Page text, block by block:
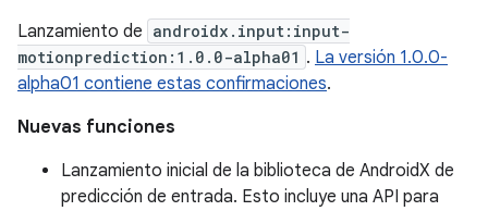
Lanzamiento de androidx.input:input-
motionprediction:1.0.0-alpha01 . La versión 1.0.0-
alpha01 contiene estas confirmaciones.
Nuevas funciones
Lanzamiento inicial de la biblioteca de AndroidX de
predicción de entrada. Esto incluye una API para